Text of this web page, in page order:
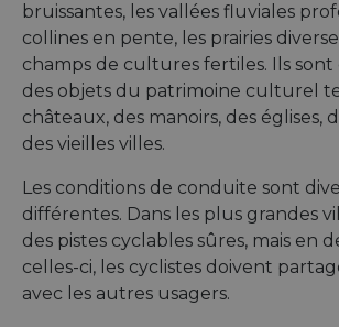
bruissantes, les vallées fluviales
collines en pente, les prairies
champs de cultures fertiles. Ils
des objets du patrimoine culturel
châteaux, des manoirs, des églises,
des vieilles villes.
Les conditions de conduite sont
différentes. Dans les plus grandes
des pistes cyclables sûres, mais en
celles-ci, les cyclistes doivent
avec les autres usagers.